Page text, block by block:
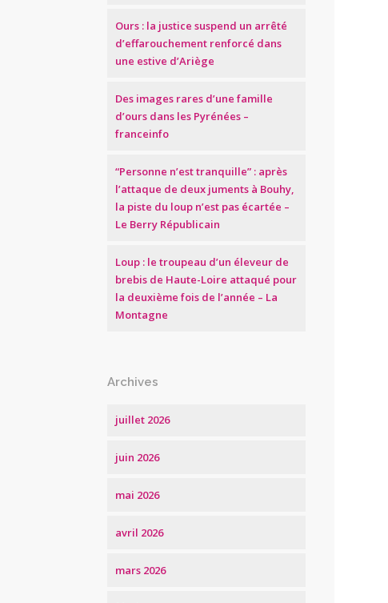
Ours : la justice suspend un arrêté
d’effarouchement renforcé dans
une estive d’Ariège
Des images rares d’une famille
d’ours dans les Pyrénées –
franceinfo
“Personne n’est tranquille” : après
l’attaque de deux juments à Bouhy,
la piste du loup n’est pas écartée –
Le Berry Républicain
Loup : le troupeau d’un éleveur de
brebis de Haute-Loire attaqué pour
la deuxième fois de l’année – La
Montagne
Archives
juillet 2026
juin 2026
mai 2026
avril 2026
mars 2026